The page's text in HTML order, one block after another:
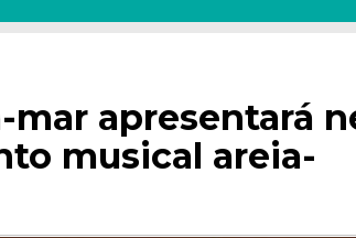
mar apresentará
musical areia-